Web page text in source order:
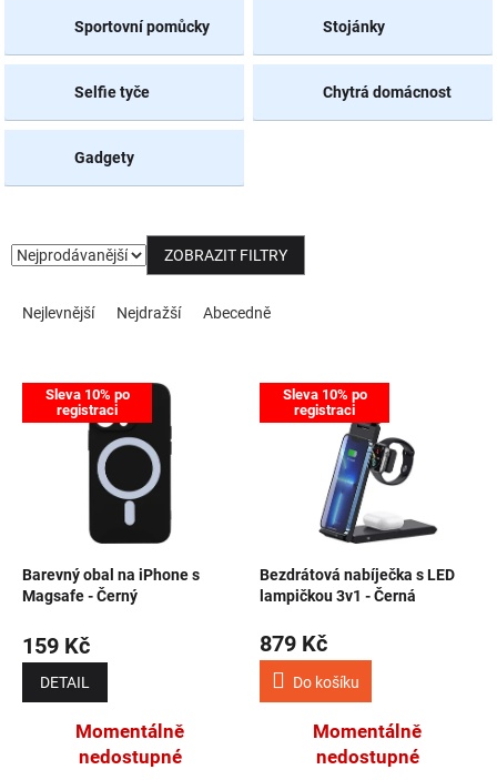
Sportovní pomůcky Stojánky
Selfie tyče Chytrá domácnost
Gadgety
ZOBRAZIT FILTRY
Nejlevnější Nejdražší Abecedně
Výpis produktů
Sleva 10% po
registraci
Barevný obal na iPhone s
Magsafe - Černý
159 Kč
DETAIL
Momentálně
nedostupné
Sleva 10% po
registraci
Bezdrátová nabíječka s LED
lampičkou 3v1 - Černá
879 Kč
Do košíku
Momentálně
nedostupné